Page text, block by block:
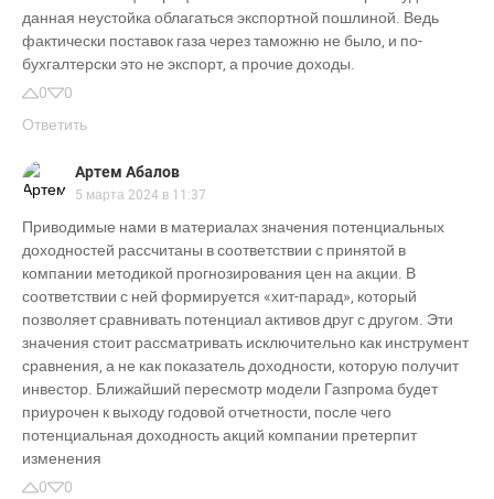
данная неустойка облагаться экспортной пошлиной. Ведь
фактически поставок газа через таможню не было, и по-
бухгалтерски это не экспорт, а прочие доходы.
0
0
Ответить
Артем Абалов
5 марта 2024 в 11:37
Приводимые нами в материалах значения потенциальных
доходностей рассчитаны в соответствии с принятой в
компании методикой прогнозирования цен на акции. В
соответствии с ней формируется «хит-парад», который
позволяет сравнивать потенциал активов друг с другом. Эти
значения стоит рассматривать исключительно как инструмент
сравнения, а не как показатель доходности, которую получит
инвестор. Ближайший пересмотр модели Газпрома будет
приурочен к выходу годовой отчетности, после чего
потенциальная доходность акций компании претерпит
изменения
0
0